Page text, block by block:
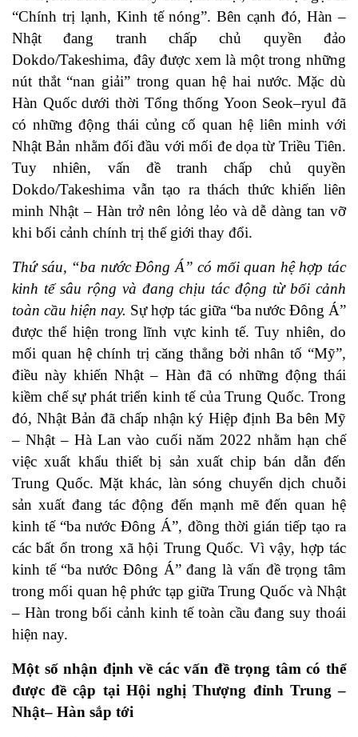
“Chính trị lạnh, Kinh tế nóng”. Bên cạnh đó, Hàn –
Nhật đang tranh chấp chủ quyền đảo
Dokdo/Takeshima, đây được xem là một trong những
nút thắt “nan giải” trong quan hệ hai nước. Mặc dù
Hàn Quốc dưới thời Tổng thống Yoon Seok–ryul đã
có những động thái củng cố quan hệ liên minh với
Nhật Bản nhằm đối đầu với mối đe dọa từ Triều Tiên.
Tuy nhiên, vấn đề tranh chấp chủ quyền
Dokdo/Takeshima vẫn tạo ra thách thức khiến liên
minh Nhật – Hàn trở nên lỏng lẻo và dễ dàng tan vỡ
khi bối cảnh chính trị thế giới thay đổi.
Thứ sáu, “ba nước Đông Á” có mối quan hệ hợp tác
kinh tế sâu rộng và đang chịu tác động từ bối cảnh
toàn cầu hiện nay. Sự hợp tác giữa “ba nước Đông Á”
được thể hiện trong lĩnh vực kinh tế. Tuy nhiên, do
mối quan hệ chính trị căng thẳng bởi nhân tố “Mỹ”,
điều này khiến Nhật – Hàn đã có những động thái
kiềm chế sự phát triển kinh tế của Trung Quốc. Trong
đó, Nhật Bản đã chấp nhận ký Hiệp định Ba bên Mỹ
– Nhật – Hà Lan vào cuối năm 2022 nhằm hạn chế
việc xuất khẩu thiết bị sản xuất chip bán dẫn đến
Trung Quốc. Mặt khác, làn sóng chuyển dịch chuỗi
sản xuất đang tác động đến mạnh mẽ đến quan hệ
kinh tế “ba nước Đông Á”, đồng thời gián tiếp tạo ra
các bất ổn trong xã hội Trung Quốc. Vì vậy, hợp tác
kinh tế “ba nước Đông Á” đang là vấn đề trọng tâm
trong mối quan hệ phức tạp giữa Trung Quốc và Nhật
– Hàn trong bối cảnh kinh tế toàn cầu đang suy thoái
hiện nay.
Một số nhận định về các vấn đề trọng tâm có thể
được đề cập tại Hội nghị Thượng đỉnh Trung –
Nhật– Hàn sắp tới